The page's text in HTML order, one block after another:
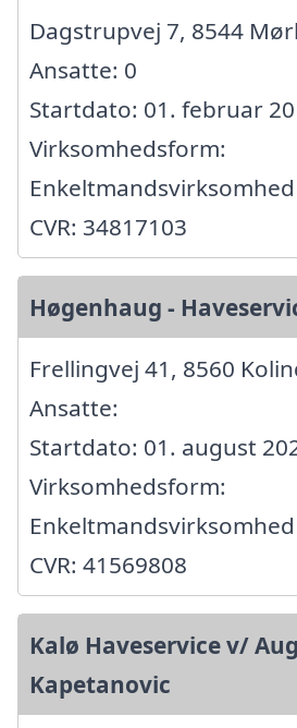
Dagstrupvej 7, 8544
Ansatte: 0
Startdato: 01. februar
Virksomhedsform:
Enkeltmandsvirksomhed
CVR: 34817103
Høgenhaug -
Frellingvej 41, 8560
Ansatte:
Startdato: 01. august
Virksomhedsform:
Enkeltmandsvirksomhed
CVR: 41569808
Kalø Haveservice v/
Kapetanovic